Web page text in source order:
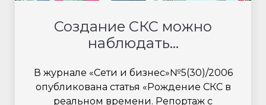
Создание СКС можно
наблюдать...
В журнале «Сети и бизнес»№5(30)/2006
опубликована статья «Рождение СКС в
реальном времени. Репортаж с